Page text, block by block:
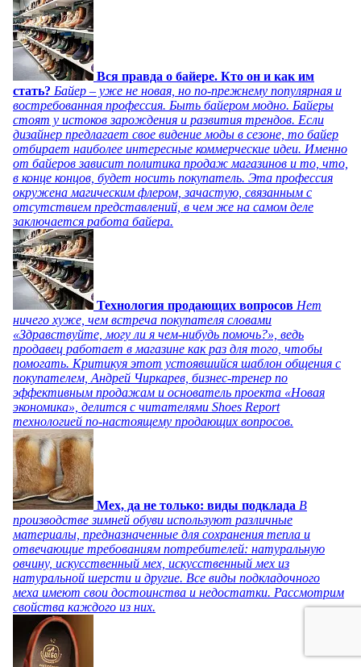
Вся правда о байере. Кто он и как им
стать? Байер – уже не новая, но по-прежнему популярная и
востребованная профессия. Быть байером модно. Байеры
стоят у истоков зарождения и развития трендов. Если
дизайнер предлагает свое видение моды в сезоне, то байер
отбирает наиболее интересные коммерческие идеи. Именно
от байеров зависит политика продаж магазинов и то, что,
в конце концов, будет носить покупатель. Эта профессия
окружена магическим флером, зачастую, связанным с
отсутствием представлений, в чем же на самом деле
заключается работа байера.
Технология продающих вопросов Нет
ничего хуже, чем встреча покупателя словами
«Здравствуйте, могу ли я чем-нибудь помочь?», ведь
продавец работает в магазине как раз для того, чтобы
помогать. Критикуя этот устоявшийся шаблон общения с
покупателем, Андрей Чиркарев, бизнес-тренер по
эффективным продажам и основатель проекта «Новая
экономика», делится с читателями Shoes Report
технологией по-настоящему продающих вопросов.
Мех, да не только: виды подклада В
производстве зимней обуви используют различные
материалы, предназначенные для сохранения тепла и
отвечающие требованиям потребителей: натуральную
овчину, искусственный мех, искусственный мех из
натуральной шерсти и другие. Все виды подкладочного
меха имеют свои достоинства и недостатки. Рассмотрим
свойства каждого из них.